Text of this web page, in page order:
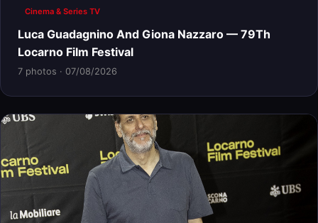
Cinema & Series TV
Luca Guadagnino And Giona Nazzaro — 79Th
Locarno Film Festival
7 photos · 07/08/2026